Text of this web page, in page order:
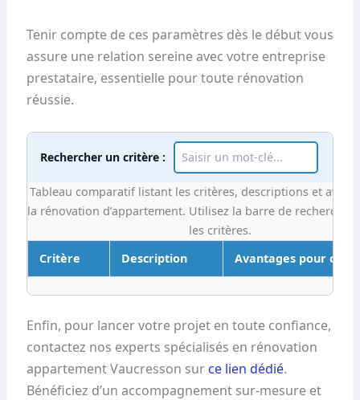
Tenir compte de ces paramètres dès le début vous
assure une relation sereine avec votre entreprise
prestataire, essentielle pour toute rénovation
réussie.
Rechercher un critère :
Tableau comparatif listant les critères, descriptions et
la rénovation d’appartement. Utilisez la barre de recherche
les critères.
Critère
Description Avantages pour
Enfin, pour lancer votre projet en toute confiance,
contactez nos experts spécialisés en rénovation
appartement Vaucresson sur ce lien dédié.
Bénéficiez d’un accompagnement sur-mesure et